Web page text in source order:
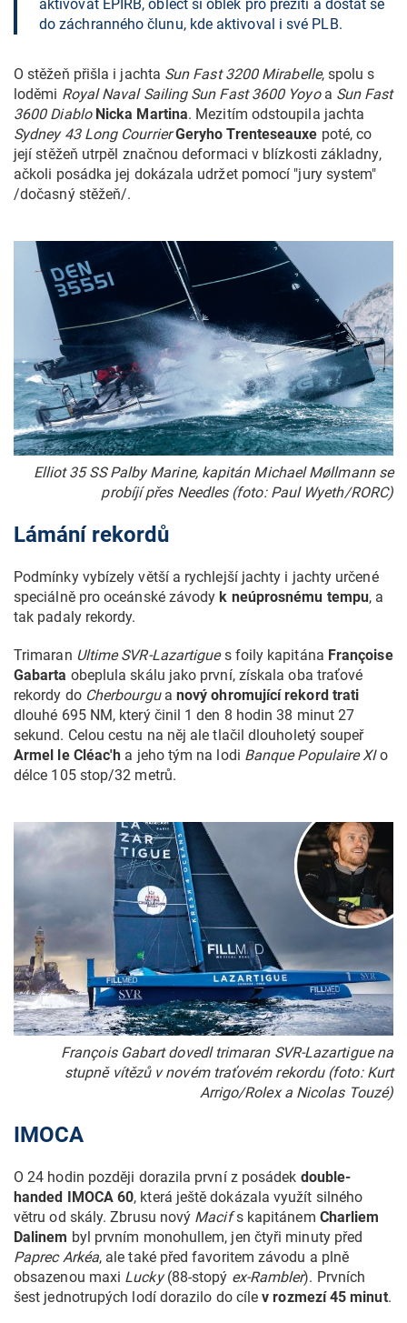
aktivovat EPIRB, obléct si oblek pro přežití a dostat se
do záchranného člunu, kde aktivoval i své PLB.
O stěžeň přišla i jachta Sun Fast 3200 Mirabelle, spolu s
loděmi Royal Naval Sailing Sun Fast 3600 Yoyoa Sun Fast
3600 Diablo Nicka Martina. Mezitím odstoupila jachta
Sydney 43 Long Courrier Geryho Trenteseauxe poté, co
její stěžeň utrpěl značnou deformaci v blízkosti základny,
ačkoli posádka jej dokázala udržet pomocí "jury system"
/dočasný stěžeň/.
Elliot 35 SS Palby Marine, kapitán Michael Møllmann se
probíjí přes Needles (foto: Paul Wyeth/RORC)
Lámání rekordů
Podmínky vybízely větší a rychlejší jachty i jachty určené
speciálně pro oceánské závodyk neúprosnému tempu, a
tak padaly rekordy.
Trimaran Ultime SVR-Lazartigues foily kapitána Françoise
Gabarta obeplula skálu jako první, získala oba traťové
rekordy do Cherbourgua nový ohromující rekord trati
dlouhé 695 NM, který činil 1 den 8 hodin 38 minut 27
sekund. Celou cestu na něj ale tlačil dlouholetý soupeř
Armel le Cléac'h a jeho tým na lodi Banque Populaire XIo
délce 105 stop/32 metrů.
François Gabart dovedl trimaran SVR-Lazartigue na
stupně vítězů v novém traťovém rekordu (foto: Kurt
Arrigo/Rolex a Nicolas Touzé)
IMOCA
O 24 hodin později dorazila první z posádek double-
handed IMOCA 60, která ještě dokázala využít silného
větru od skály. Zbrusu nový Macifs kapitánem Charliem
Dalinem byl prvním monohullem, jen čtyři minuty před
Paprec Arkéa, ale také před favoritem závodu a plně
obsazenou maxi Lucky(88-stopý ex-Rambler). Prvních
šest jednotrupých lodí dorazilo do cílev rozmezí 45 minut.